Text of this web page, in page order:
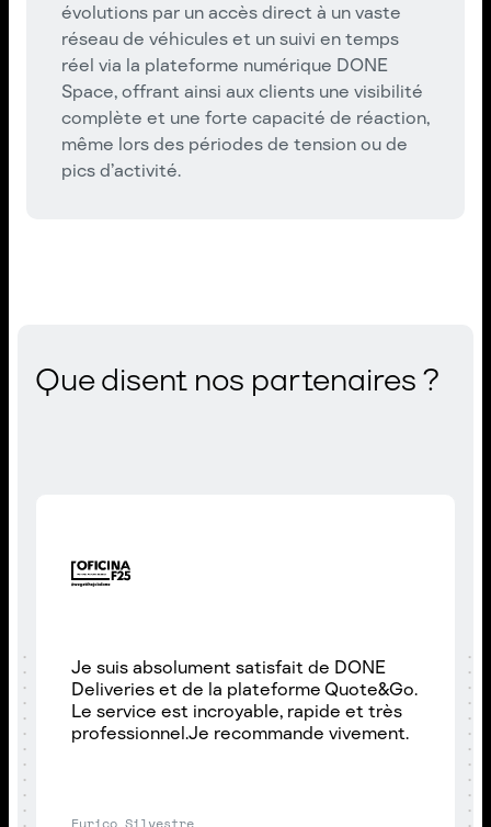
évolutions par un accès direct à un vaste
réseau de véhicules et un suivi en temps
réel via la plateforme numérique DONE
Space, offrant ainsi aux clients une visibilité
complète et une forte capacité de réaction,
même lors des périodes de tension ou de
pics d’activité.
Que disent nos partenaires ?
Je suis absolument satisfait de DONE
Deliveries et de la plateforme Quote&Go.
Le service est incroyable, rapide et très
professionnel.Je recommande vivement.
Eurico Silvestre